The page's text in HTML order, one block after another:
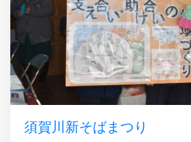
須賀川新そばまつり